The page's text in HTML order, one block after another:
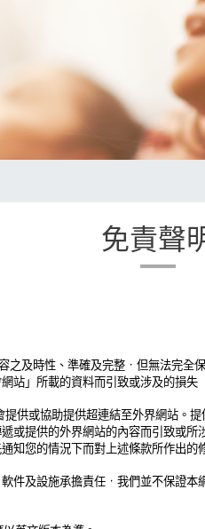
免責聲
及時性、準確及完整，但無法完
」所載的資料而引致或涉及的損
供或協助提供超連結至外界網站。
或提供的外界網站的內容而引致或
知您的情況下而對上述條款所作出的
件及設施承擔責任，我們並不保證